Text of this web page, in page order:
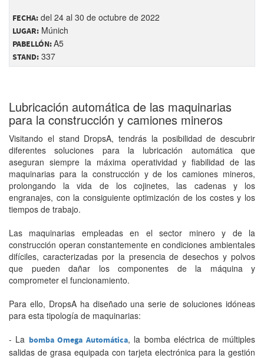
FECHA: del 24 al 30 de octubre de 2022
LUGAR: Múnich
PABELLÓN:A5
STAND: 337
Lubricación automática de las maquinarias
para la construcción y camiones mineros
Visitando el stand DropsA, tendrás la posibilidad de descubrir
diferentes soluciones para la lubricación automática que
aseguran siempre la máxima operatividad y fiabilidad de las
maquinarias para la construcción y de los camiones mineros,
prolongando la vida de los cojinetes, las cadenas y los
engranajes, con la consiguiente optimización de los costes y los
tiempos de trabajo.
Las maquinarias empleadas en el sector minero y de la
construcción operan constantemente en condiciones ambientales
difíciles, caracterizadas por la presencia de desechos y polvos
que pueden dañar los componentes de la máquina y
comprometer el funcionamiento.
Para ello, DropsA ha diseñado una serie de soluciones idóneas
para esta tipología de maquinarias:
- La bomba Omega Automática, la bomba eléctrica de múltiples
salidas de grasa equipada con tarjeta electrónica para la gestión